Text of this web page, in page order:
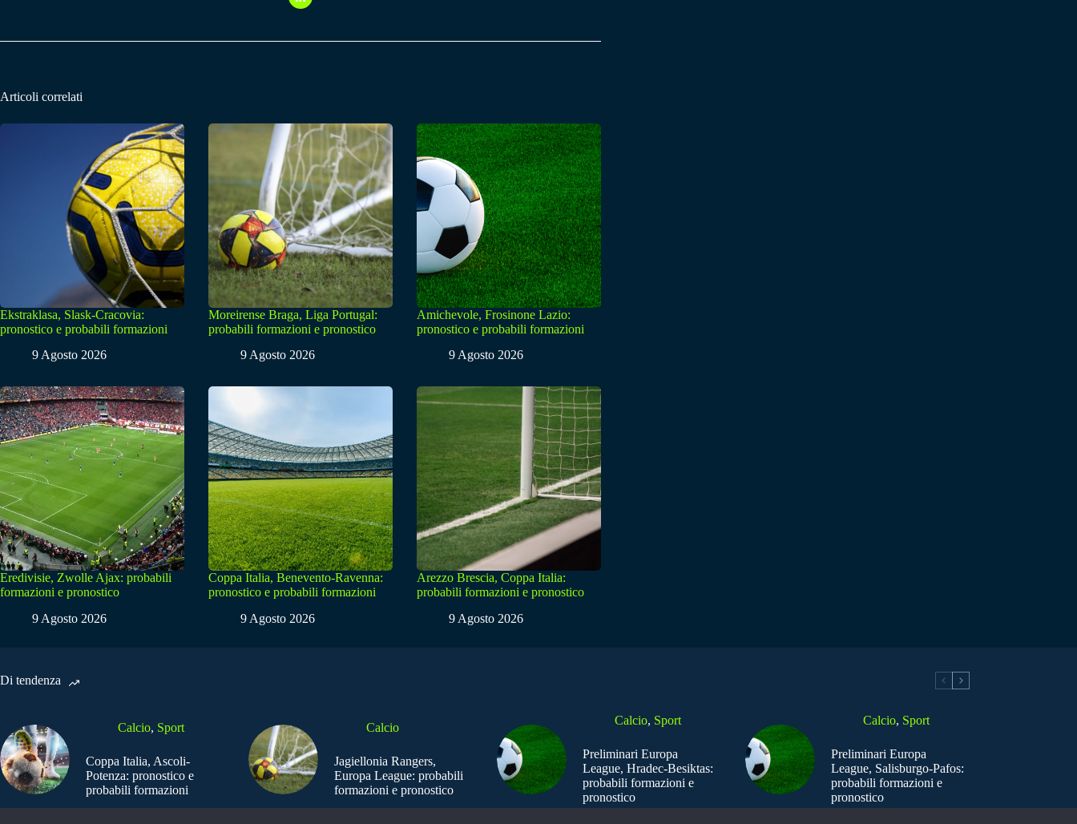
Articoli correlati
Ekstraklasa, Slask-Cracovia:
pronostico e probabili formazioni
9 Agosto 2026
Moreirense Braga, Liga Portugal:
probabili formazioni e pronostico
9 Agosto 2026
Amichevole, Frosinone Lazio:
pronostico e probabili formazioni
9 Agosto 2026
Eredivisie, Zwolle Ajax: probabili
formazioni e pronostico
9 Agosto 2026
Coppa Italia, Benevento-Ravenna:
pronostico e probabili formazioni
9 Agosto 2026
Arezzo Brescia, Coppa Italia:
probabili formazioni e pronostico
9 Agosto 2026
Di tendenza
Calcio, Sport
Coppa Italia, Ascoli-
Potenza: pronostico e
probabili formazioni
Calcio
Jagiellonia Rangers,
Europa League: probabili
formazioni e pronostico
Calcio, Sport
Preliminari Europa
League, Hradec-Besiktas:
probabili formazioni e
pronostico
Calcio, Sport
Preliminari Europa
League, Salisburgo-Pafos:
probabili formazioni e
pronostico